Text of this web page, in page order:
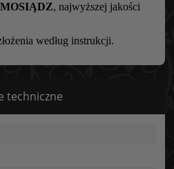
MOSIĄDZ, najwyższej jakości
według instrukcji.
techniczne